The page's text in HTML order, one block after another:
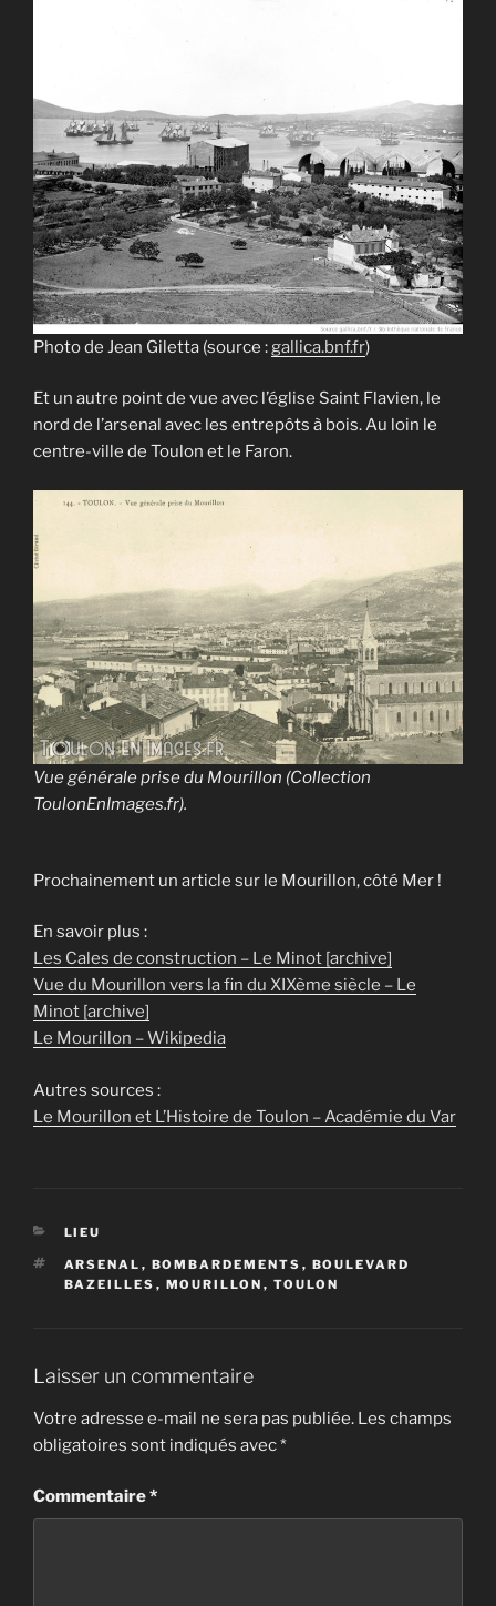
Photo de Jean Giletta (source : gallica.bnf.fr)
Et un autre point de vue avec l’église Saint Flavien, le
nord de l’arsenal avec les entrepôts à bois. Au loin le
centre-ville de Toulon et le Faron.
Vue générale prise du Mourillon (Collection
ToulonEnImages.fr).
Prochainement un article sur le Mourillon, côté Mer !
En savoir plus :
Les Cales de construction – Le Minot [archive]
Vue du Mourillon vers la fin du XIXème siècle – Le
Minot [archive]
Le Mourillon – Wikipedia
Autres sources :
Le Mourillon et L’Histoire de Toulon – Académie du Var
CATÉGORIES
LIEU
ÉTIQUETTES
ARSENAL , BOMBARDEMENTS , BOULEVARD
BAZEILLES , MOURILLON , TOULON
Laisser un commentaire
Votre adresse e-mail ne sera pas publiée. Les champs
obligatoires sont indiqués avec*
Commentaire*